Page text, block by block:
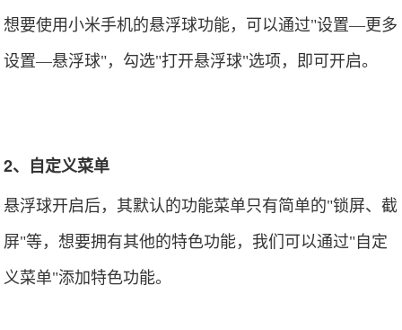
想要使用小米手机的悬浮球功能，可以通过"设置—更多
设置—悬浮球"，勾选"打开悬浮球"选项，即可开启。
2、自定义菜单
悬浮球开启后，其默认的功能菜单只有简单的"锁屏、截
屏"等，想要拥有其他的特色功能，我们可以通过"自定
义菜单"添加特色功能。